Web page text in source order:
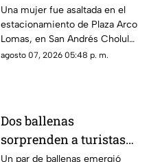
estacionamiento de
Plaza Arco Lomas
Una mujer fue asaltada en el
estacionamiento de Plaza Arco
Lomas, en San Andrés Cholula.
El ataque quedó registrado por
agosto 07, 2026 05:48 p. m.
Dos ballenas
sorprenden a turistas
durante avistamiento
Un par de ballenas emergió